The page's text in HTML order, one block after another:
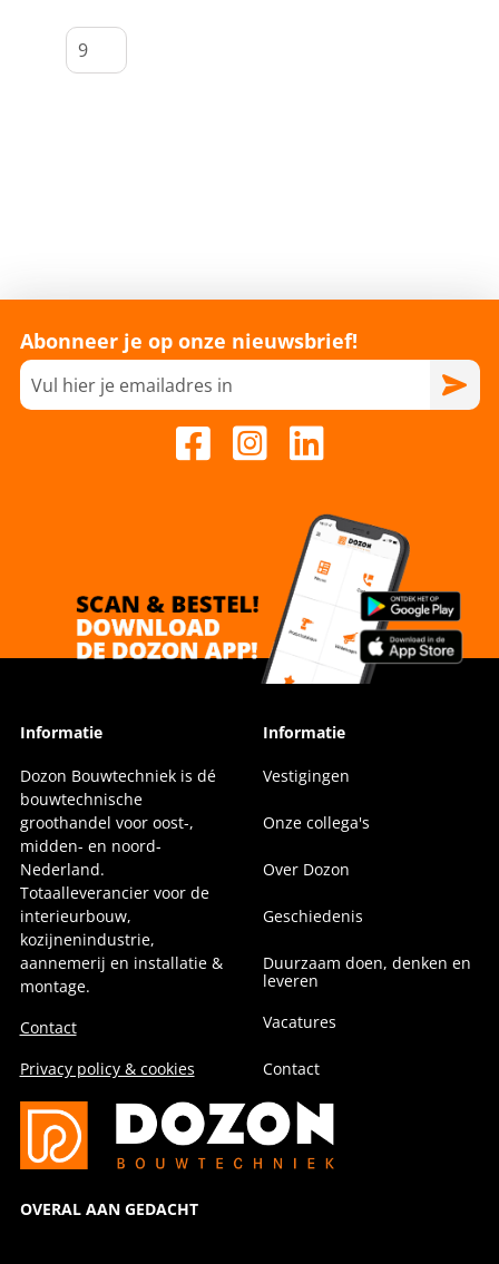
Abonneer je op onze nieuwsbrief!
Informatie
Dozon Bouwtechniek is dé
bouwtechnische
groothandel voor oost-,
midden- en noord-
Nederland.
Totaalleverancier voor de
interieurbouw,
kozijnenindustrie,
aannemerij en installatie &
montage.
Contact
Privacy policy & cookies
OVERAL AAN GEDACHT
Informatie
Vestigingen
Onze collega's
Over Dozon
Geschiedenis
Duurzaam doen, denken en
leveren
Vacatures
Contact